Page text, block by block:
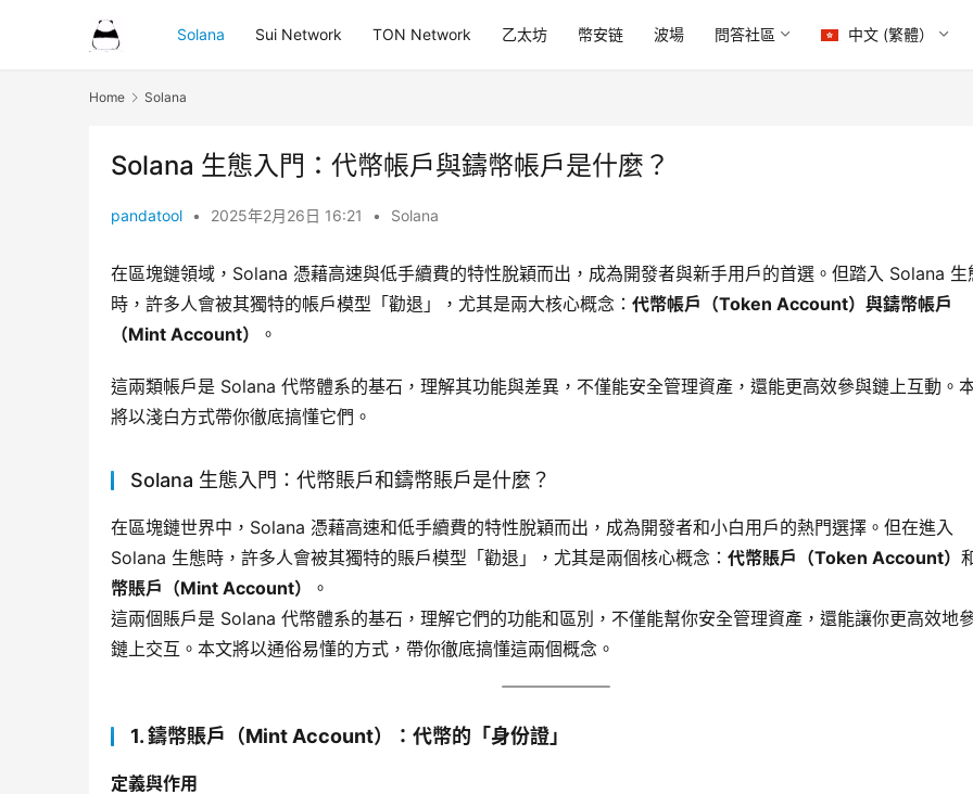
Solana Sui Network TON Network 乙太坊 幣安链 波場 問答社區 中文 (繁體）
Home Solana
Solana 生態入門：代幣帳戶與鑄幣帳戶是什麼？
pandatool • 2025年2月26日 16:21 • Solana
在區塊鏈領域，Solana 憑藉高速與低手續費的特性脫穎而出，成為開發者與新手用戶的首選。但踏入 Solana 生
時，許多人會被其獨特的帳戶模型「勸退」，尤其是兩大核心概念： 代幣帳戶（Token Account）與鑄幣帳戶
（Mint Account）
。
這兩類帳戶是 Solana 代幣體系的基石，理解其功能與差異，不僅能安全管理資產，還能更高效參與鏈上互動。
將以淺白方式帶你徹底搞懂它們。
Solana 生態入門：代幣賬戶和鑄幣賬戶是什麼？​
在區塊鏈世界中，Solana 憑藉高速和低手續費的特性脫穎而出，成為開發者和小白用戶的熱門選擇。但在進入
Solana 生態時，許多人會被其獨特的賬戶模型「勸退」，尤其是兩個核心概念： 代幣賬戶（Token Account）​
幣賬戶（Mint Account）​
。
這兩個賬戶是 Solana 代幣體系的基石，理解它們的功能和區別，不僅能幫你安全管理資產，還能讓你更高效地
鏈上交互。本文將以通俗易懂的方式，帶你徹底搞懂這兩個概念。
1. 鑄幣賬戶（Mint Account）：代幣的「身份證」
定義與作用